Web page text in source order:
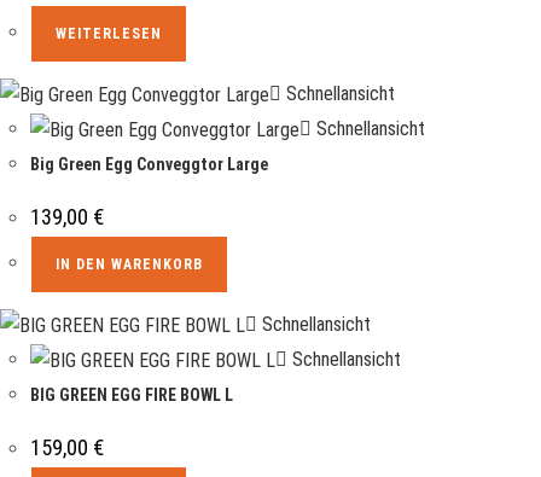
WEITERLESEN
Schnellansicht
Schnellansicht
Big Green Egg Conveggtor Large
139,00 €
IN DEN WARENKORB
Schnellansicht
Schnellansicht
BIG GREEN EGG FIRE BOWL L
159,00 €